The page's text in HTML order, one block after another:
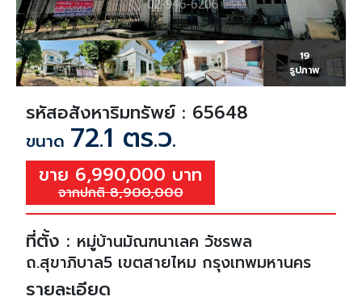
19
รูปภาพ
รหัสอสังหาริมทรัพย์ : 65648
ขนาด 72.1 ตร.ว.
ขาย 6,990,000 บาท
จากปกติ 8,900,000
ที่ตั้ง : หมู่บ้านมัณฑนาเลค วัชรพล
ถ.สุขาภิบาล5 เขตสายไหม กรุงเทพมหานคร
รายละเอียด